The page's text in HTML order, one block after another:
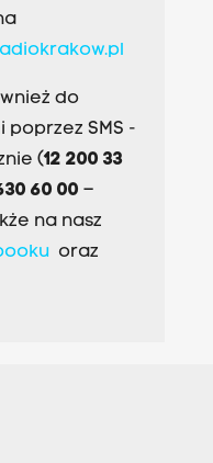
do
poprzez SMS -
(12 200 33
60 00 –
na nasz
oraz